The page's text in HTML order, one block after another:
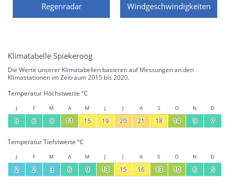
Regenradar Windgeschwindigkeiten
Klimatabelle Spiekeroog
Die Werte unserer Klimatabellen basieren auf Messungen an den
Klimastationen im Zeitraum 2015 bis 2020.
Temperatur Höchstwerte °C
J F M A M J J A S O N D
5 6 8 11 15 19 20 21 18 14 9 7
Temperatur Tiefstwerte °C
J F M A M J J A S O N D
2 2 3 6 9 13 15 16 13 10 6 5